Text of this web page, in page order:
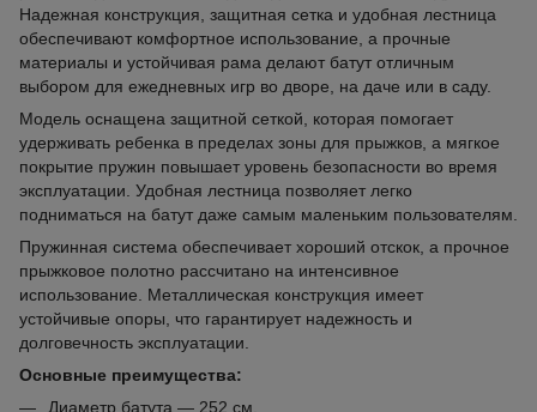
Надежная конструкция, защитная сетка и удобная лестница
обеспечивают комфортное использование, а прочные
материалы и устойчивая рама делают батут отличным
выбором для ежедневных игр во дворе, на даче или в саду.
Модель оснащена защитной сеткой, которая помогает
удерживать ребенка в пределах зоны для прыжков, а мягкое
покрытие пружин повышает уровень безопасности во время
эксплуатации. Удобная лестница позволяет легко
подниматься на батут даже самым маленьким пользователям.
Пружинная система обеспечивает хороший отскок, а прочное
прыжковое полотно рассчитано на интенсивное
использование. Металлическая конструкция имеет
устойчивые опоры, что гарантирует надежность и
долговечность эксплуатации.
Основные преимущества:
Диаметр батута — 252 см.